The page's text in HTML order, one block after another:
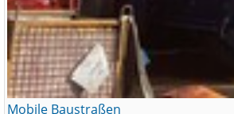
Mobile Baustraßen